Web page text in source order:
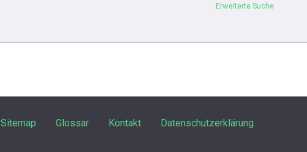
Erweiterte Suche
Sitemap Glossar Kontakt Datenschutzerklärung